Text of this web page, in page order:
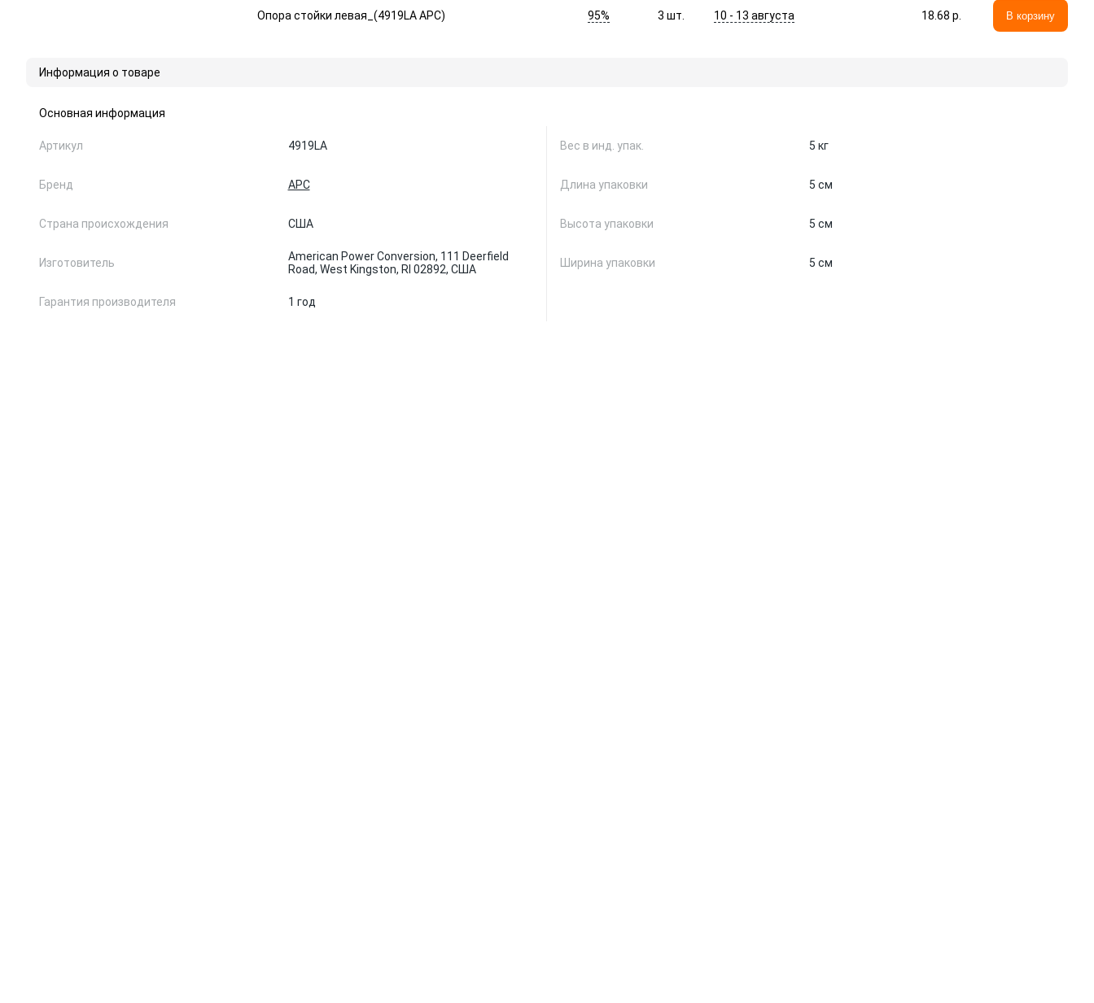
Опора стойки левая_(4919LA APC)
95% 3шт. 10 - 13 августа 18.68 p. В корзину
Информация о товаре
Основная информация
Артикул 4919LA
Бренд APC
Страна происхождения США
Изготовитель
American Power Conversion, 111 Deerfield
Road, West Kingston, RI 02892, США
Гарантия производителя 1 год
Вес в инд. упак. 5 кг
Длина упаковки 5 см
Высота упаковки 5 см
Ширина упаковки 5 см